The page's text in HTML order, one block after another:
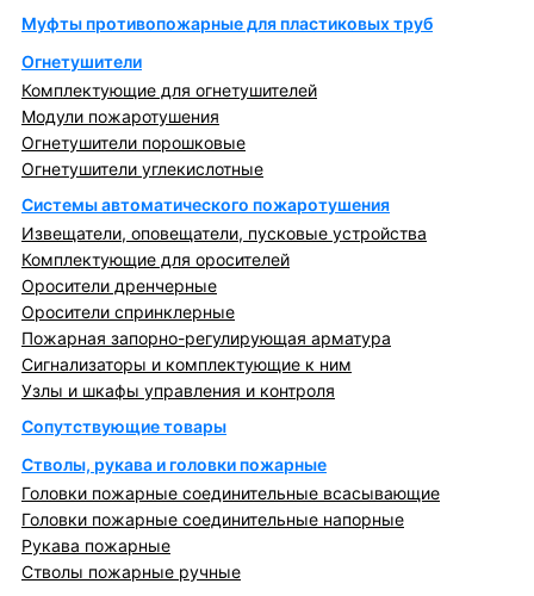
Муфты противопожарные для пластиковых труб
Огнетушители
Комплектующие для огнетушителей
Модули пожаротушения
Огнетушители порошковые
Огнетушители углекислотные
Системы автоматического пожаротушения
Извещатели, оповещатели, пусковые устройства
Комплектующие для оросителей
Оросители дренчерные
Оросители спринклерные
Пожарная запорно-регулирующая арматура
Сигнализаторы и комплектующие к ним
Узлы и шкафы управления и контроля
Сопутствующие товары
Стволы, рукава и головки пожарные
Головки пожарные соединительные всасывающие
Головки пожарные соединительные напорные
Рукава пожарные
Стволы пожарные ручные